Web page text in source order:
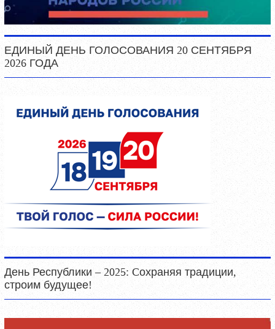
ЕДИНЫЙ ДЕНЬ ГОЛОСОВАНИЯ 20 СЕНТЯБРЯ
2026 ГОДА
День Республики – 2025: Cохраняя традиции,
строим будущее!